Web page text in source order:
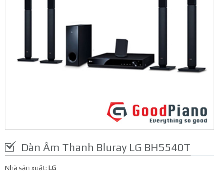
Dàn Âm Thanh Bluray LG BH5540T
Nhà sản xuất: LG